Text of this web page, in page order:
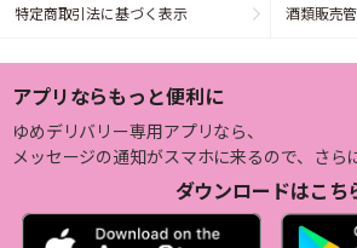
特定商取引法に基づく表示 酒類販売
アプリならもっと便利に
ゆめデリバリー専用アプリなら、
メッセージの通知がスマホに来るので、さら
ダウンロードはこち